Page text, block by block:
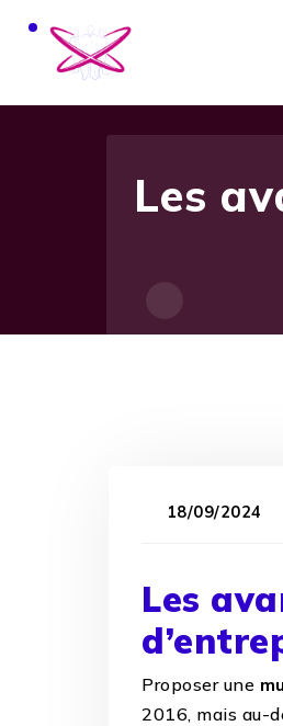
Les
18/09/2024
Les
Proposer une
2016, mais au-